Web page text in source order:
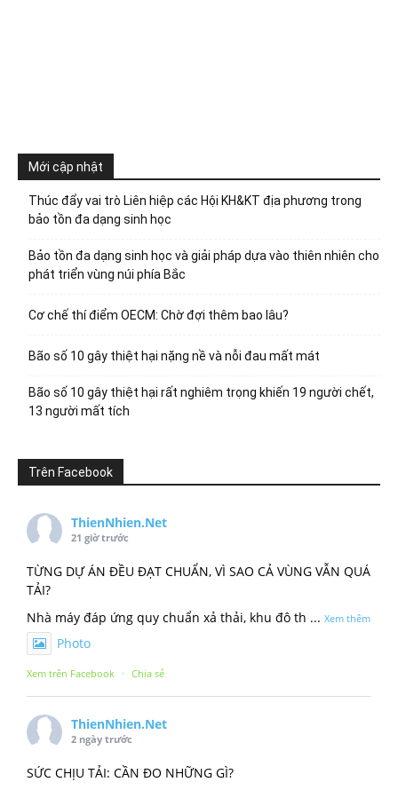
Mới cập nhật
Thúc đẩy vai trò Liên hiệp các Hội KH&KT địa phương trong
bảo tồn đa dạng sinh học
Bảo tồn đa dạng sinh học và giải pháp dựa vào thiên nhiên cho
phát triển vùng núi phía Bắc
Cơ chế thí điểm OECM: Chờ đợi thêm bao lâu?
Bão số 10 gây thiệt hại nặng nề và nỗi đau mất mát
Bão số 10 gây thiệt hại rất nghiêm trọng khiến 19 người chết,
13 người mất tích
Trên Facebook
ThienNhien.Net
21 giờ trước
TỪNG DỰ ÁN ĐỀU ĐẠT CHUẨN, VÌ SAO CẢ VÙNG VẪN QUÁ
TẢI?
Nhà máy đáp ứng quy chuẩn xả thải, khu đô th ... Xem thêm
Photo
Xem trên Facebook · Chia sẻ
ThienNhien.Net
2 ngày trước
SỨC CHỊU TẢI: CẦN ĐO NHỮNG GÌ?